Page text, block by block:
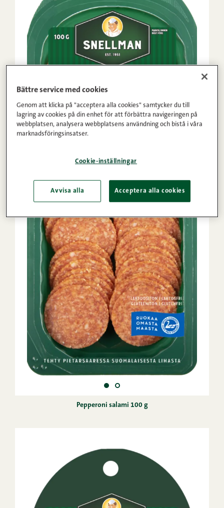
Pepperoni salami 100 g
Bättre service med cookies
Genom att klicka på "acceptera alla cookies" samtycker du till
lagring av cookies på din enhet för att förbättra navigeringen på
webbplatsen, analysera webbplatsens användning och bistå i våra
marknadsföringsinsatser.
Cookie-inställningar
Avvisa alla Acceptera alla cookies